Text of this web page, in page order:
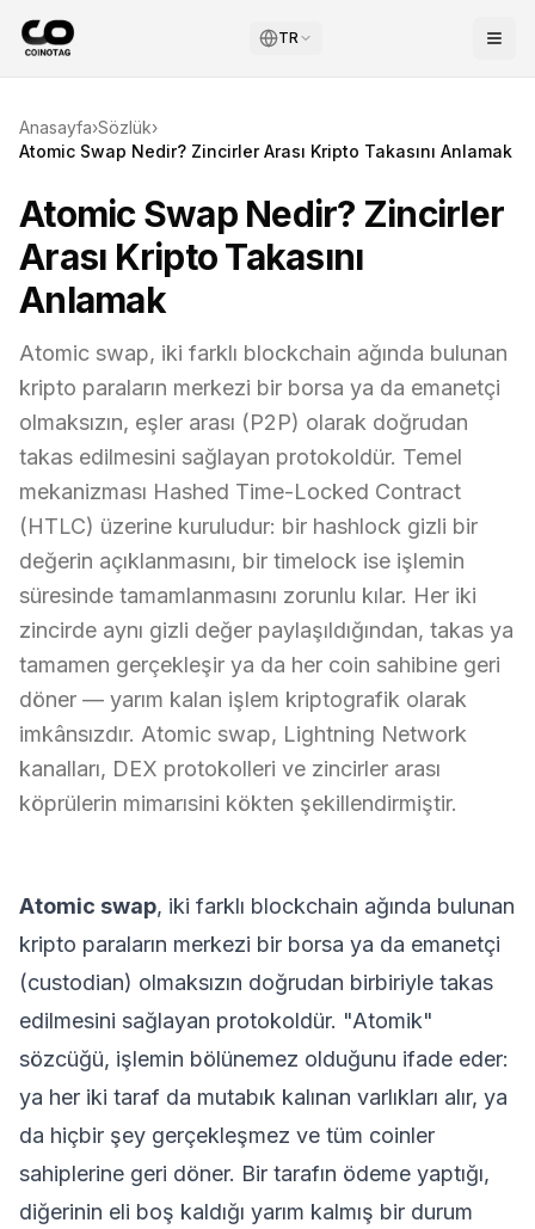
TR
Anasayfa›Sözlük›
Atomic Swap Nedir? Zincirler Arası Kripto Takasını Anlamak
Atomic Swap Nedir? Zincirler
Arası Kripto Takasını
Anlamak
Atomic swap, iki farklı blockchain ağında bulunan
kripto paraların merkezi bir borsa ya da emanetçi
olmaksızın, eşler arası (P2P) olarak doğrudan
takas edilmesini sağlayan protokoldür. Temel
mekanizması Hashed Time-Locked Contract
(HTLC) üzerine kuruludur: bir hashlock gizli bir
değerin açıklanmasını, bir timelock ise işlemin
süresinde tamamlanmasını zorunlu kılar. Her iki
zincirde aynı gizli değer paylaşıldığından, takas ya
tamamen gerçekleşir ya da her coin sahibine geri
döner — yarım kalan işlem kriptografik olarak
imkânsızdır. Atomic swap, Lightning Network
kanalları, DEX protokolleri ve zincirler arası
köprülerin mimarısini kökten şekillendirmiştir.
Atomic swap, iki farklı blockchain ağında bulunan
kripto paraların merkezi bir borsa ya da emanetçi
(custodian) olmaksızın doğrudan birbiriyle takas
edilmesini sağlayan protokoldür. "Atomik"
sözcüğü, işlemin bölünemez olduğunu ifade eder:
ya her iki taraf da mutabık kalınan varlıkları alır, ya
da hiçbir şey gerçekleşmez ve tüm coinler
sahiplerine geri döner. Bir tarafın ödeme yaptığı,
diğerinin eli boş kaldığı yarım kalmış bir durum